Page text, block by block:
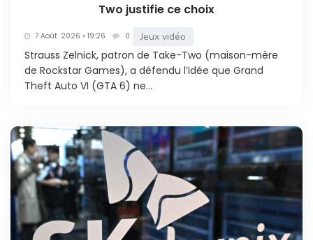
Two justifie ce choix
7 Août. 2026 • 19:26 0 Jeux vidéo
Strauss Zelnick, patron de Take-Two (maison-mère
de Rockstar Games), a défendu l’idée que Grand
Theft Auto VI (GTA 6) ne...